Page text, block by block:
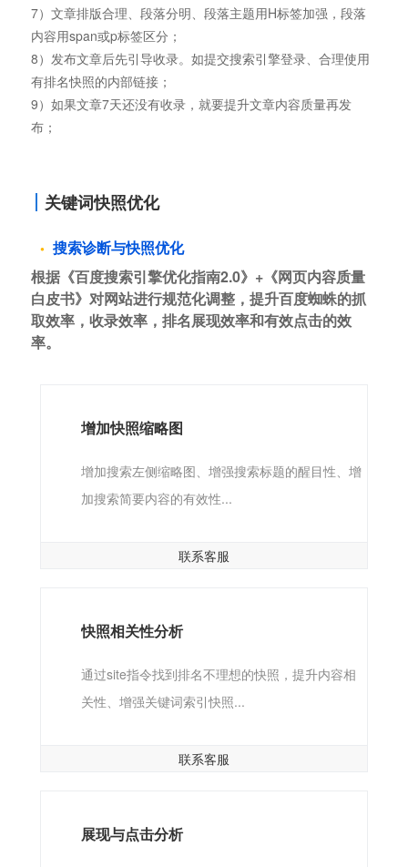
7）文章排版合理、段落分明、段落主题用H标签加强，段落
内容用span或p标签区分；
8）发布文章后先引导收录。如提交搜索引擎登录、合理使用
有排名快照的内部链接；
9）如果文章7天还没有收录，就要提升文章内容质量再发
布；
关键词快照优化
搜索诊断与快照优化
根据《百度搜索引擎优化指南2.0》+《网页内容质量
白皮书》对网站进行规范化调整，提升百度蜘蛛的抓
取效率，收录效率，排名展现效率和有效点击的效
率。
增加快照缩略图
增加搜索左侧缩略图、增强搜索标题的醒目性、增
加搜索简要内容的有效性...
联系客服
快照相关性分析
通过site指令找到排名不理想的快照，提升内容相
关性、增强关键词索引快照...
联系客服
展现与点击分析